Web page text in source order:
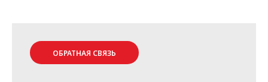
ОБРАТНАЯ СВЯЗЬ